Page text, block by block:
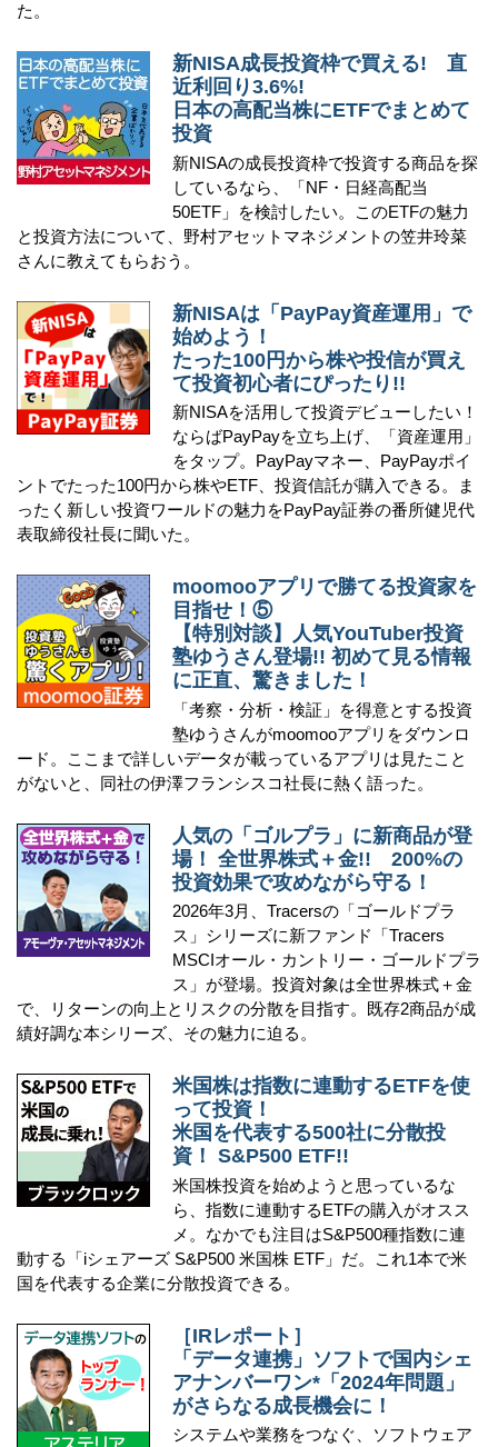
た。
新NISA成長投資枠で買える! 直
近利回り3.6%!
日本の高配当株にETFでまとめて
投資
新NISAの成長投資枠で投資する商品を探
しているなら、「NF・日経高配当
50ETF」を検討したい。このETFの魅力
と投資方法について、野村アセットマネジメントの笠井玲菜
さんに教えてもらおう。
新NISAは「PayPay資産運用」で
始めよう！
たった100円から株や投信が買え
て投資初心者にぴったり!!
新NISAを活用して投資デビューしたい！
ならばPayPayを立ち上げ、「資産運用」
をタップ。PayPayマネー、PayPayポイ
ントでたった100円から株やETF、投資信託が購入できる。ま
ったく新しい投資ワールドの魅力をPayPay証券の番所健児代
表取締役社長に聞いた。
moomooアプリで勝てる投資家を
目指せ！⑤
【特別対談】人気YouTuber投資
塾ゆうさん登場!! 初めて見る情報
に正直、驚きました！
「考察・分析・検証」を得意とする投資
塾ゆうさんがmoomooアプリをダウンロ
ード。ここまで詳しいデータが載っているアプリは見たこと
がないと、同社の伊澤フランシスコ社長に熱く語った。
人気の「ゴルプラ」に新商品が登
場！ 全世界株式＋金!! 200%の
投資効果で攻めながら守る！
2026年3月、Tracersの「ゴールドプラ
ス」シリーズに新ファンド「Tracers
MSCIオール・カントリー・ゴールドプラ
ス」が登場。投資対象は全世界株式＋金
で、リターンの向上とリスクの分散を目指す。既存2商品が成
績好調な本シリーズ、その魅力に迫る。
米国株は指数に連動するETFを使
って投資！
米国を代表する500社に分散投
資！ S&P500 ETF!!
米国株投資を始めようと思っているな
ら、指数に連動するETFの購入がオスス
メ。なかでも注目はS&P500種指数に連
動する「iシェアーズ S&P500 米国株 ETF」だ。これ1本で米
国を代表する企業に分散投資できる。
［IRレポート］
「データ連携」ソフトで国内シェ
アナンバーワン*「2024年問題」
がさらなる成長機会に！
システムや業務をつなぐ、ソフトウェア